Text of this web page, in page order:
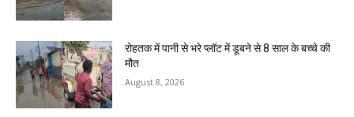
रोहतक में पानी से भरे प्लॉट में डूबने से 8 साल के बच्चे की
मौत
August 8, 2026